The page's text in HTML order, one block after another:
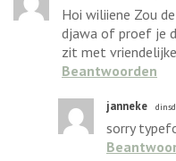
Hoi wiliiene Zou
djawa of proef je
zit met
Beantwoorden
janneke
sorry